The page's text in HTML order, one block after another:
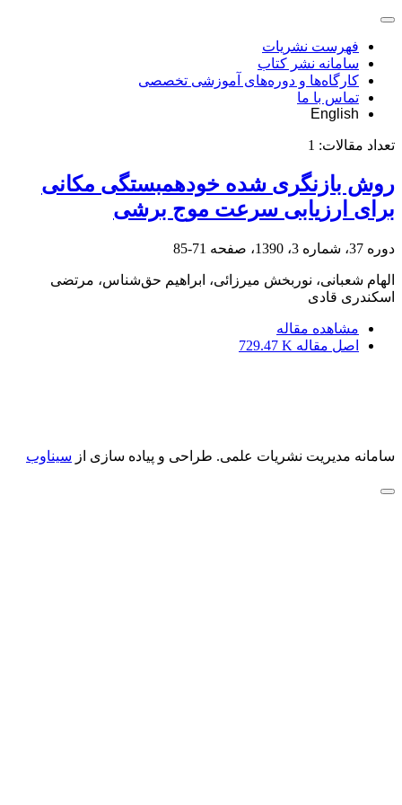
فهرست نشریات
سامانه نشر کتاب
کارگاه‌ها و دوره‌های آموزشی تخصصی
تماس با ما
English
تعداد مقالات: 1
روش بازنگری شده خودهمبستگی مکانی
برای ارزیابی سرعت موج برشی
دوره 37، شماره 3، 1390، صفحه 71-85
الهام شعبانی، نوربخش میرزائی، ابراهیم حق‌شناس، مرتضی
اسکندری قادی
مشاهده مقاله
اصل مقاله 729.47 K
سامانه مدیریت نشریات علمی. طراحی و پیاده سازی از سیناوب